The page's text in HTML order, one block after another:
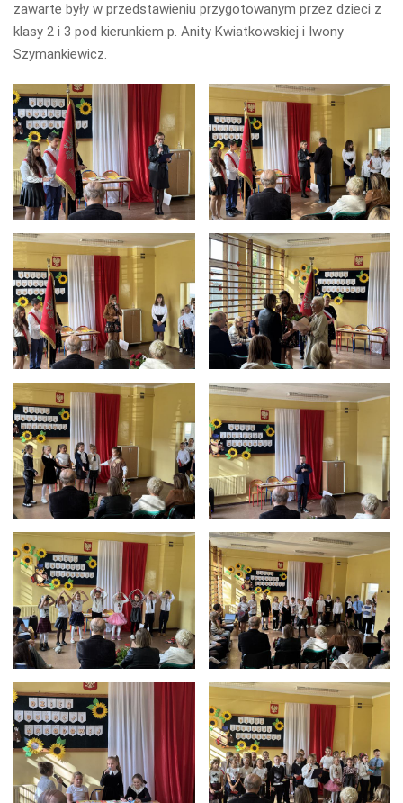
zawarte były w przedstawieniu przygotowanym przez dzieci z
klasy 2 i 3 pod kierunkiem p. Anity Kwiatkowskiej i Iwony
Szymankiewicz.